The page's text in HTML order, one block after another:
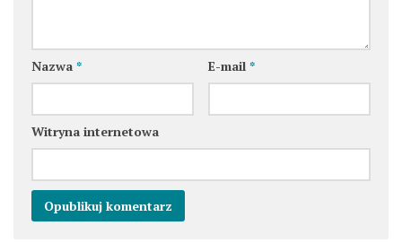
Nazwa * E-mail *
Witryna internetowa